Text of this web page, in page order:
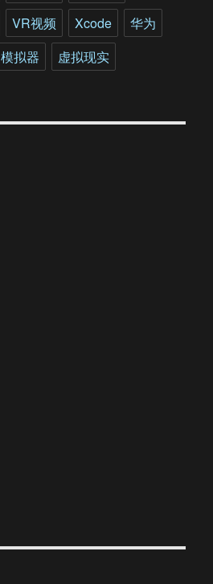
VR视频 Xcode
华为
模拟器 虚拟现实